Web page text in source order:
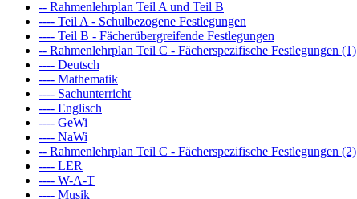
-- Rahmenlehrplan Teil A und Teil B
---- Teil A - Schulbezogene Festlegungen
---- Teil B - Fächerübergreifende Festlegungen
-- Rahmenlehrplan Teil C - Fächerspezifische Festlegungen (1)
---- Deutsch
---- Mathematik
---- Sachunterricht
---- Englisch
---- GeWi
---- NaWi
-- Rahmenlehrplan Teil C - Fächerspezifische Festlegungen (2)
---- LER
---- W-A-T
---- Musik